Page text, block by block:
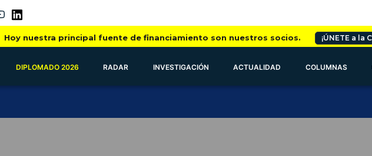
Hoy nuestra principal fuente de financiamiento son nuestros socios. ¡ÚNETE a la
DIPLOMADO 2026 RADAR INVESTIGACIÓN ACTUALIDAD COLUMNAS